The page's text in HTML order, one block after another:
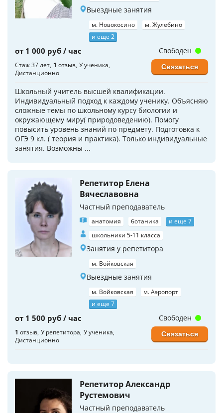
Выездные занятия
м. Новокосино
м. Жулебино
и еще 2
от 1 000 руб / час
Стаж 37 лет 1 отзыв У ученика
Дистанционно
Школьный учитель высшей квалификации.
Индивидуальный подход к каждому ученику. Объясняю
сложные темы по школьному курсу биологии и
окружающему миру( природоведению). Помогу
повысить уровень знаний по предмету. Подготовка к
ОГЭ 9 кл. ( теория и практика). Только индивидуальные
занятия. Возможны ...
Свободен
Связаться
Репетитор Елена
Вячеславовна
Частный преподаватель
анатомия ботаника
и еще 7
школьники 5-11 класса
Занятия у репетитора
м. Войковская
Выездные занятия
м. Войковская
м. Аэропорт
и еще 7
от 1 500 руб / час
1 отзыв У репетитора У ученика
Дистанционно
Свободен
Связаться
Репетитор Александр
Рустемович
Частный преподаватель